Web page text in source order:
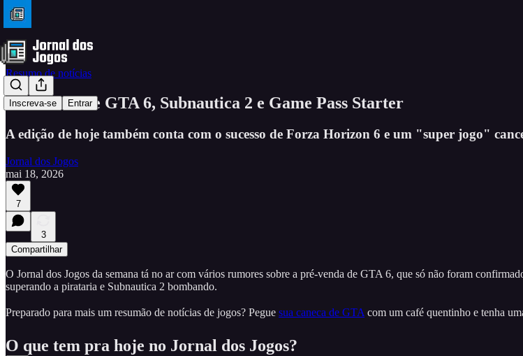
Inscreva-se Entrar
Resumo de notícias
Pré-venda de GTA 6, Subnautica 2 e Game Pass Starter
A edição de hoje também conta com o sucesso de Forza Horizon 6 e um "super jogo"
Jornal dos Jogos
mai 18, 2026
7
3
Compartilhar
O Jornal dos Jogos da semana tá no ar com vários rumores sobre a pré-venda de GTA 6, que só não foram
superando a pirataria e Subnautica 2 bombando.
Preparado para mais um resumão de notícias de jogos? Pegue sua caneca de GTA com um café quentinho e tenha
O que tem pra hoje no Jornal dos Jogos?